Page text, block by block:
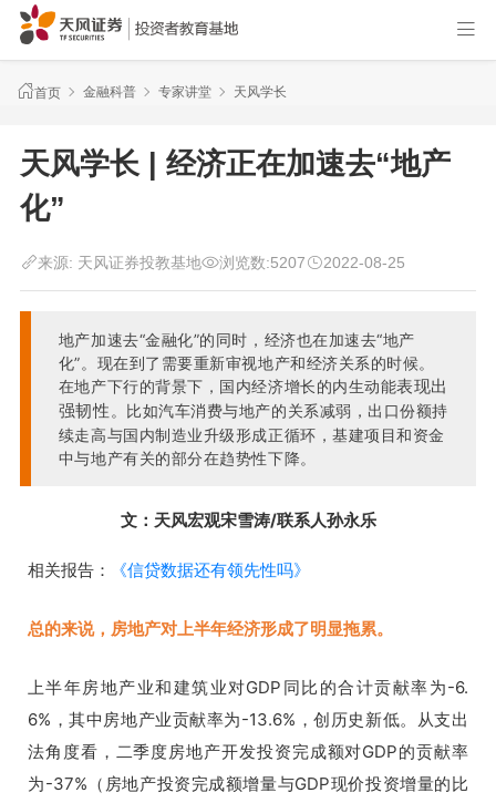
首页 金融科普 专家讲堂 天风学长
天风学长 | 经济正在加速去“地产
化”
来源: 天风证券投教基地 浏览数:5207 2022-08-25
地产加速去“金融化”的同时，经济也在加速去“地产
化”。现在到了需要重新审视地产和经济关系的时候。
在地产下行的背景下，国内经济增长的内生动能表现出
强韧性 。比如汽车消费与地产的关系减弱，出口份额持
续走高与国内制造业升级形成正循环，基建项目和资金
中与地产有关的部分在趋势性下降。
文：天风宏观宋雪涛/联系人孙永乐
相关报告： 《信贷数据还有领先性吗》
总的来说， 房地产对上半年经济形成了明显拖累。
上半年房地产业和建筑业对GDP同比的合计贡献率为-6.
6%，其中房地产业贡献率为-13.6%，创历史新低。从支出
法角度看，二季度房地产开发投资完成额对GDP的贡献率
为-37%（房地产投资完成额增量与GDP现价投资增量的比